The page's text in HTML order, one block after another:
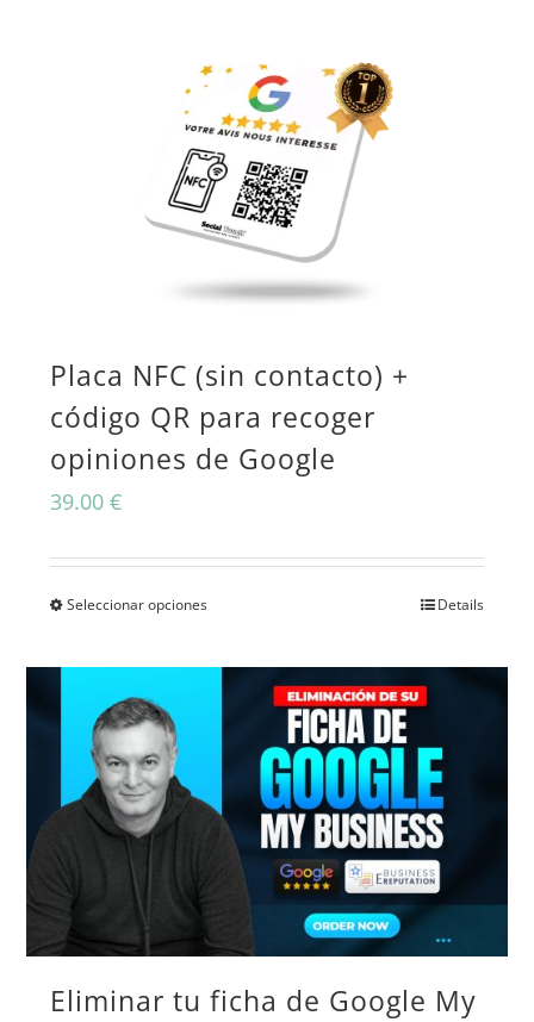
Placa NFC (sin contacto) +
código QR para recoger
opiniones de Google
39.00€
Seleccionar opcionesEste
múltiples
variantes.
Las
opciones
pueden
elegir
Details
Eliminar tu ficha de Google My